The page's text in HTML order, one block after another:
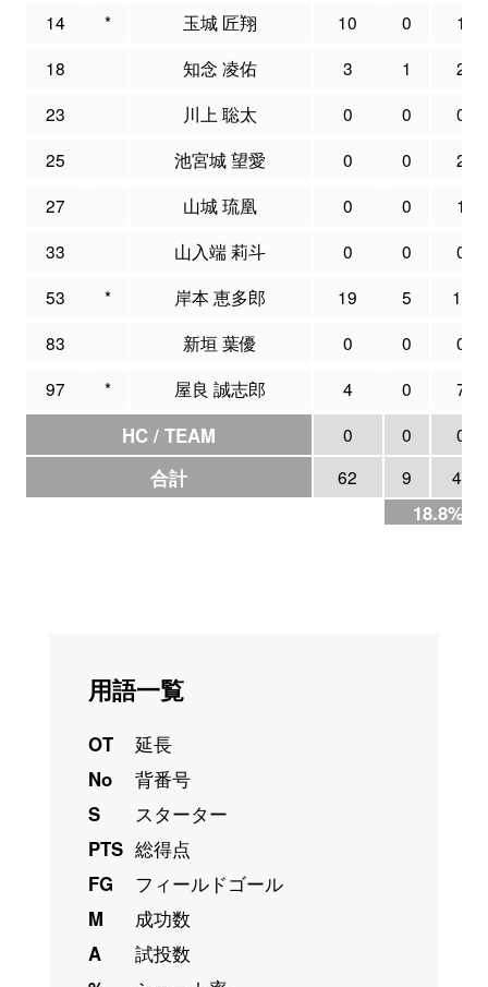
14 * 玉城 匠翔 10 0
1
18
知念 凌佑 3 1
2
23
川上 聡太 0 0
0
25
池宮城 望愛 0 0
2
27
山城 琉凰 0 0
1
33
山入端 莉斗 0 0
0
53
* 岸本 恵多郎 19 5
12
83
新垣 葉優 0 0
0
97
* 屋良 誠志郎 4 0 7
HC / TEAM 0 0 0
合計 62 9 48
18.8%
用語一覧
OT
延長
No
背番号
S
スターター
PTS 総得点
FG
フィールドゴール
M
成功数
A
試投数